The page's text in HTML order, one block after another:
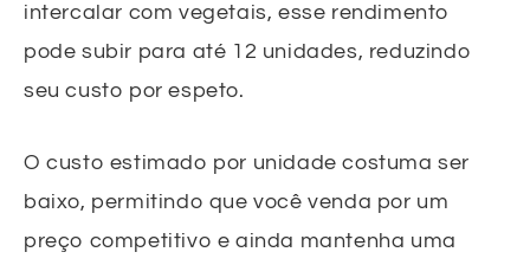
intercalar com vegetais, esse rendimento
pode subir para até 12 unidades, reduzindo
seu custo por espeto.
O custo estimado por unidade costuma ser
baixo, permitindo que você venda por um
preço competitivo e ainda mantenha uma